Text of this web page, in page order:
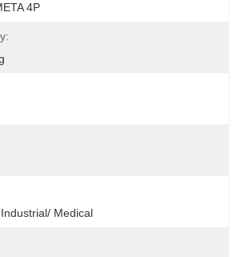
4P
Medical